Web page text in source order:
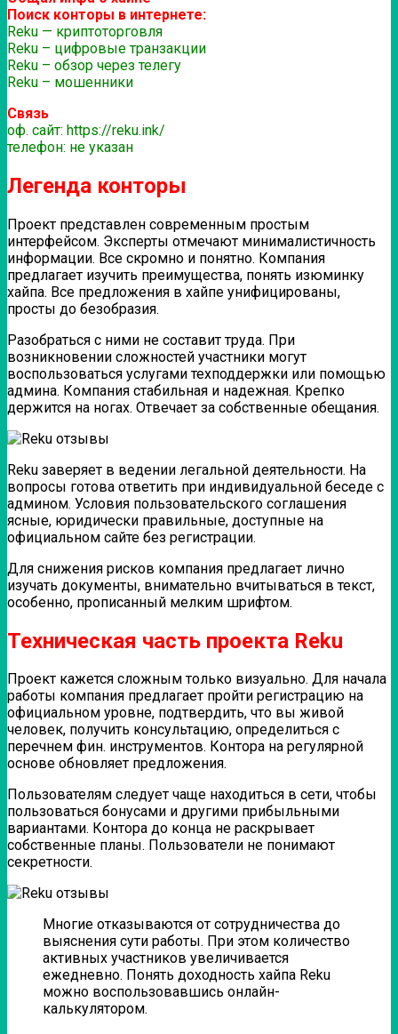
Поиск конторы в интернете:
Reku — криптоторговля
Reku – цифровые транзакции
Reku – обзор через телегу
Reku – мошенники
Связь
оф. сайт: https://reku.ink/
телефон: не указан
Легенда конторы
Проект представлен современным простым
интерфейсом. Эксперты отмечают минималистичность
информации. Все скромно и понятно. Компания
предлагает изучить преимущества, понять изюминку
хайпа. Все предложения в хайпе унифицированы,
просты до безобразия.
Разобраться с ними не составит труда. При
возникновении сложностей участники могут
воспользоваться услугами техподдержки или помощью
админа. Компания стабильная и надежная. Крепко
держится на ногах. Отвечает за собственные обещания.
Reku заверяет в ведении легальной деятельности. На
вопросы готова ответить при индивидуальной беседе с
админом. Условия пользовательского соглашения
ясные, юридически правильные, доступные на
официальном сайте без регистрации.
Для снижения рисков компания предлагает лично
изучать документы, внимательно вчитываться в текст,
особенно, прописанный мелким шрифтом.
Техническая часть проекта Reku
Проект кажется сложным только визуально. Для начала
работы компания предлагает пройти регистрацию на
официальном уровне, подтвердить, что вы живой
человек, получить консультацию, определиться с
перечнем фин. инструментов. Контора на регулярной
основе обновляет предложения.
Пользователям следует чаще находиться в сети, чтобы
пользоваться бонусами и другими прибыльными
вариантами. Контора до конца не раскрывает
собственные планы. Пользователи не понимают
секретности.
Многие отказываются от сотрудничества до
выяснения сути работы. При этом количество
активных участников увеличивается
ежедневно. Понять доходность хайпа Reku
можно воспользовавшись онлайн-
калькулятором.